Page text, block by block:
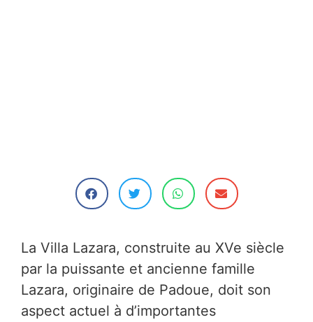
La Villa Lazara, construite au XVe siècle
par la puissante et ancienne famille
Lazara, originaire de Padoue, doit son
aspect actuel à d’importantes